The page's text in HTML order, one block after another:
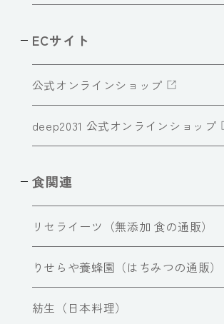
ECサイト
公式オンラインショップ
deep2031 公式オンラインショップ
食関連
リセライーツ（無添加 食の通販）
りせらや養蜂園（はちみつの通販）
紡生（日本料理）